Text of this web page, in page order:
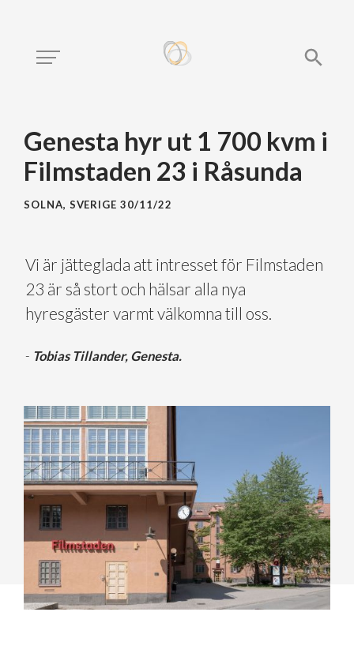
Genesta hyr ut 1 700 kvm i
Filmstaden 23 i Råsunda
SOLNA, SVERIGE30/11/22
Vi är jätteglada att intresset för Filmstaden
23 är så stort och hälsar alla nya
hyresgäster varmt välkomna till oss.
- Tobias Tillander, Genesta.